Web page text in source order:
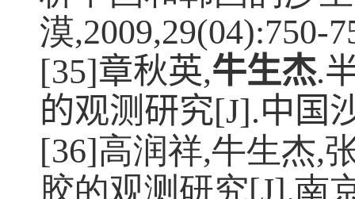
漠,2009,29(04):750-
[35]章秋英,牛生杰.
的观测研究[J].中国
[36]高润祥,牛生杰,
胶的观测研究[J].南